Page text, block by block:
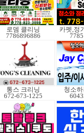
로뎀 클리닝
7786896886
카펫,정
통스 크리닝
672-673-1225
청소